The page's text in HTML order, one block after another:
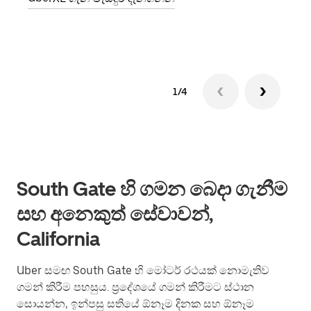
1/4
South Gate හි ගමන බෙදා ගැනීම
සහ අනෙකුත් සේවාවන්,
California
Uber සමඟ South Gate හි මෝටර් රථයක් නොමැතිව
ගමන් කිරීම පහසුය. ප්‍රදේශයේ ගමන් කිරීමට ස්ථාන
සොයන්න, ඉන්පසු සතියේ ඕනෑම දිනක සහ ඕනෑම